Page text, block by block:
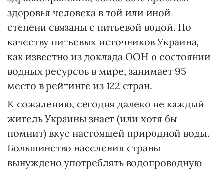
здоровья человека в той или иной
степени связаны с питьевой водой. По
качеству питьевых источников Украина,
как известно из доклада ООН о состоянии
водных ресурсов в мире, занимает 95
место в рейтинге из 122 стран.
К сожалению, сегодня далеко не каждый
житель Украины знает (или хотя бы
помнит) вкус настоящей природной воды.
Боль­шинство населения страны
вынуждено употреблять водопро­водную